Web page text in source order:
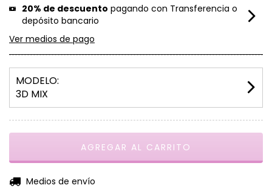
20% de descuento pagando con Transferencia o
depósito bancario
Ver medios de pago
MODELO:
3D MIX
Entregas para el CP:
Medios de envío